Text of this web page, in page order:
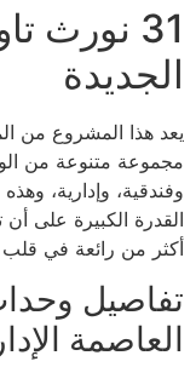
31 نورث
الجديدة
يعد هذا المشروع من
مجموعة متنوعة من
وفندقية، وإدارية،
القدرة الكبيرة على
أكثر من رائعة في قلب
العاصمة